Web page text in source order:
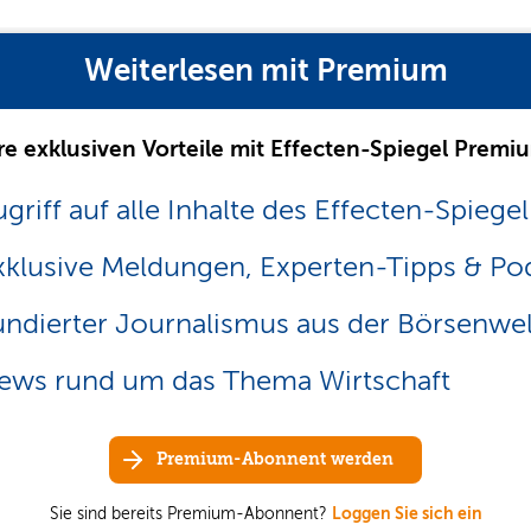
Weiterlesen mit Premium
exklusiven Vorteile mit Effecten-Spiegel
auf alle Inhalte des Effecten-Spiegel
Meldungen, Experten-Tipps &
Journalismus aus der
rund um das Thema Wirtschaft
Premium-Abonnent werden
Sie sind bereits Premium-Abonnent? Loggen Sie sich ein